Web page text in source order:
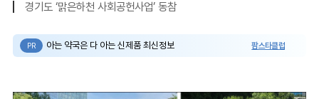
경기도 ‘맑은하천 사회공헌사업’ 동참
PR 아는 약국은 다 아는 신제품 최신정보 팜스타클럽